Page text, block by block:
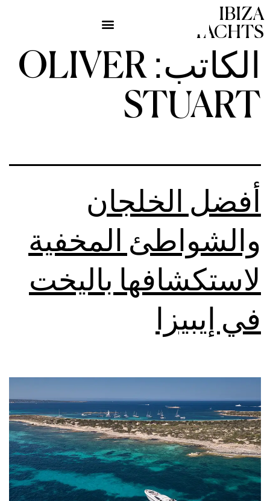
IBIZA
YACHTS
الكاتب: OLIVER
STUART
أفضل الخلجان
والشواطئ المخفية
لاستكشافها باليخت
في إيبيزا